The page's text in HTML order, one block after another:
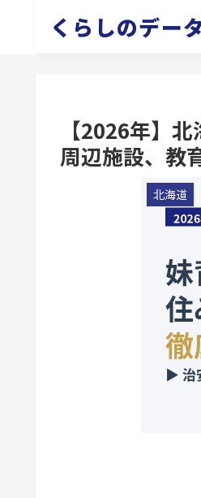
くらしのデー
【2026年】
周辺施設、教
北海道